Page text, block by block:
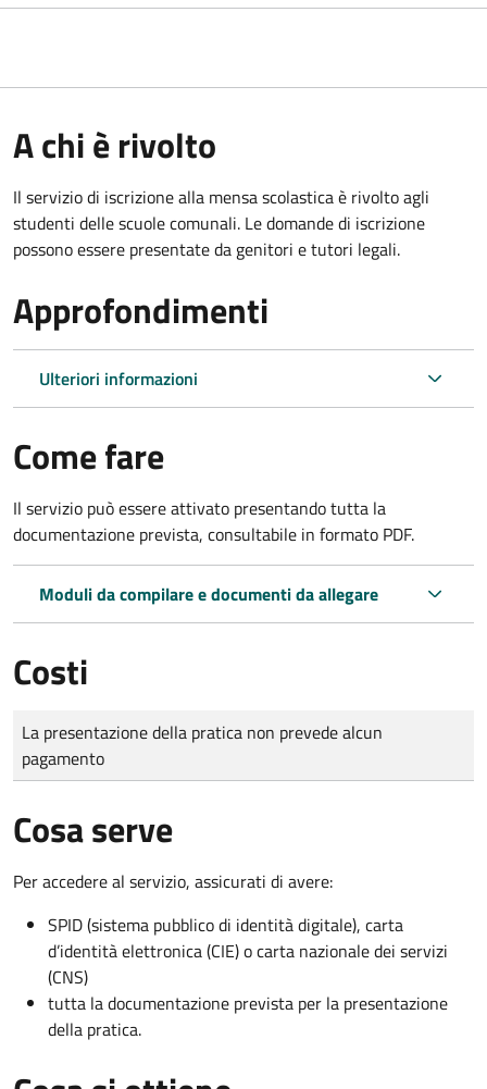
A chi è rivolto
Il servizio di iscrizione alla mensa scolastica è rivolto agli
studenti delle scuole comunali. Le domande di iscrizione
possono essere presentate da genitori e tutori legali.
Approfondimenti
Ulteriori informazioni
Come fare
Il servizio può essere attivato presentando tutta la
documentazione prevista, consultabile in formato PDF.
Moduli da compilare e documenti da allegare
Costi
Tipo di pagamento
Importo
La presentazione della pratica non prevede alcun
pagamento
Cosa serve
Per accedere al servizio, assicurati di avere:
SPID (sistema pubblico di identità digitale), carta
d’identità elettronica (CIE) o carta nazionale dei servizi
(CNS)
tutta la documentazione prevista per la presentazione
della pratica.